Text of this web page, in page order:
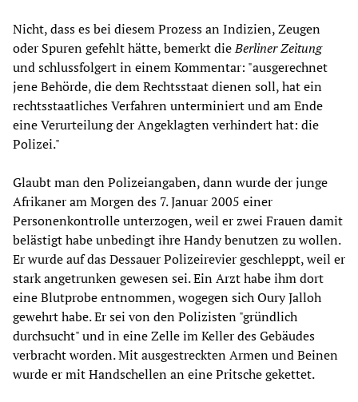
Nicht, dass es bei diesem Prozess an Indizien, Zeugen
oder Spuren gefehlt hätte, bemerkt dieBerliner Zeitung
und schlussfolgert in einem Kommentar: "ausgerechnet
jene Behörde, die dem Rechtsstaat dienen soll, hat ein
rechtsstaatliches Verfahren unterminiert und am Ende
eine Verurteilung der Angeklagten verhindert hat: die
Polizei."
Glaubt man den Polizeiangaben, dann wurde der junge
Afrikaner am Morgen des 7. Januar 2005 einer
Personenkontrolle unterzogen, weil er zwei Frauen damit
belästigt habe unbedingt ihre Handy benutzen zu wollen.
Er wurde auf das Dessauer Polizeirevier geschleppt, weil er
stark angetrunken gewesen sei. Ein Arzt habe ihm dort
eine Blutprobe entnommen, wogegen sich Oury Jalloh
gewehrt habe. Er sei von den Polizisten "gründlich
durchsucht" und in eine Zelle im Keller des Gebäudes
verbracht worden. Mit ausgestreckten Armen und Beinen
wurde er mit Handschellen an eine Pritsche gekettet.